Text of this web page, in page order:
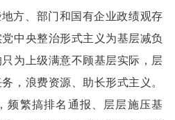
方、部门和国有企业政绩观存
中央整治形式主义为基层减负
为上级满意不顾基层实际，层
，浪费资源、助长形式主义。
频繁搞排名通报、层层施压基